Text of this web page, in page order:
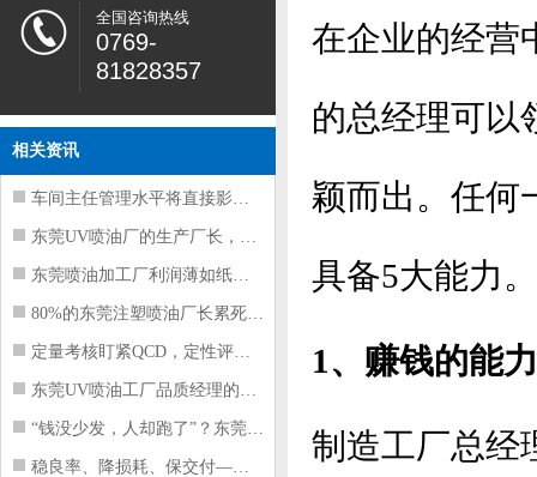
全国咨询热线
0769-
81828357
相关资讯
车间主任管理水平将直接影响东莞注塑件
东莞UV喷油厂的生产厂长，到底在给工
东莞喷油加工厂利润薄如纸？这四项基本
80%的东莞注塑喷油厂长累死累活，利
定量考核盯紧QCD，定性评价看好配合
东莞UV喷油工厂品质经理的四项核心管
“钱没少发，人却跑了”？东莞注塑喷油
稳良率、降损耗、保交付——东莞这家U
在企业的经营
的总经理可以
颖而出。任何
具备5大能力。
1、赚钱的能力
制造工厂总经